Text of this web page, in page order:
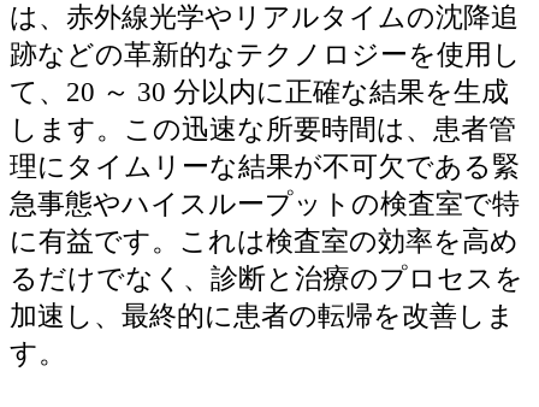
は、赤外線光学やリアルタイムの沈降追
跡などの革新的なテクノロジーを使用し
て、20 ～ 30 分以内に正確な結果を生成
します。この迅速な所要時間は、患者管
理にタイムリーな結果が不可欠である緊
急事態やハイスループットの検査室で特
に有益です。これは検査室の効率を高め
るだけでなく、診断と治療のプロセスを
加速し、最終的に患者の転帰を改善しま
す。